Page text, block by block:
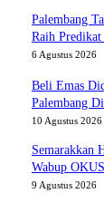
Palembang
Raih
6 Agustus 2026
Beli Emas
Palembang
10 Agustus 2026
Semarakkan
Wabup
9 Agustus 2026